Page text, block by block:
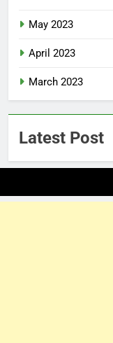
May 2023
April 2023
March 2023
Latest Post